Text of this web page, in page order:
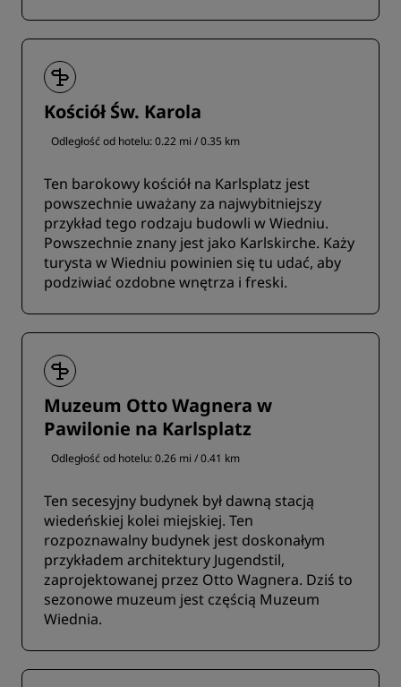
Kościół Św. Karola
Odległość od hotelu: 0.22 mi / 0.35 km
Ten barokowy kościół na Karlsplatz jest
powszechnie uważany za najwybitniejszy
przykład tego rodzaju budowli w Wiedniu.
Powszechnie znany jest jako Karlskirche. Każy
turysta w Wiedniu powinien się tu udać, aby
podziwiać ozdobne wnętrza i freski.
Muzeum Otto Wagnera w
Pawilonie na Karlsplatz
Odległość od hotelu: 0.26 mi / 0.41 km
Ten secesyjny budynek był dawną stacją
wiedeńskiej kolei miejskiej. Ten
rozpoznawalny budynek jest doskonałym
przykładem architektury Jugendstil,
zaprojektowanej przez Otto Wagnera. Dziś to
sezonowe muzeum jest częścią Muzeum
Wiednia.